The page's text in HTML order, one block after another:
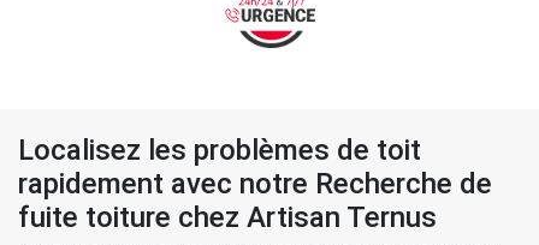
Localisez les problèmes de toit
rapidement avec notre Recherche de
fuite toiture chez Artisan Ternus